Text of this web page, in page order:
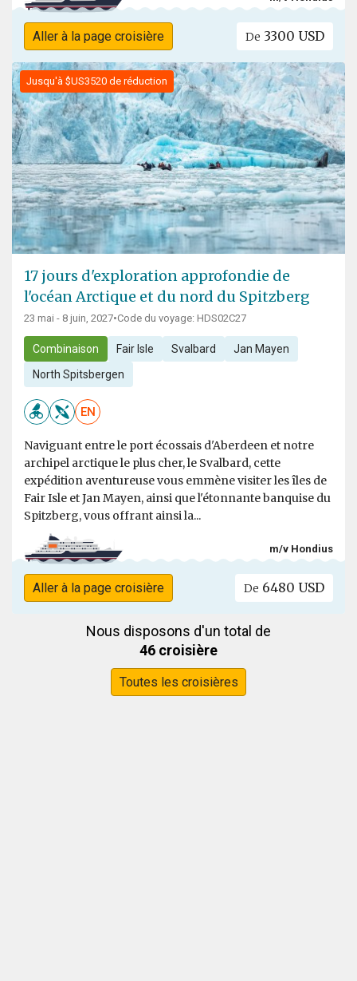
Aller à la page croisière De 3300 USD
Jusqu'à $US3520 de réduction
17 jours d'exploration approfondie de
l'océan Arctique et du nord du Spitzberg
23 mai - 8 juin, 2027•Code du voyage: HDS02C27
Combinaison Fair Isle Svalbard Jan Mayen
North Spitsbergen
EN
Naviguant entre le port écossais d'Aberdeen et notre
archipel arctique le plus cher, le Svalbard, cette
expédition aventureuse vous emmène visiter les îles de
Fair Isle et Jan Mayen, ainsi que l'étonnante banquise du
Spitzberg, vous offrant ainsi la...
m/v Hondius
Aller à la page croisière De 6480 USD
Nous disposons d'un total de
46 croisière
Toutes les croisières